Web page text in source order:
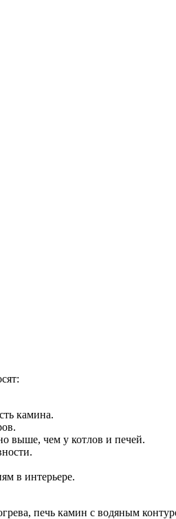
камина.
выше, чем у котлов и печей.
в интерьере.
печь камин с водяным